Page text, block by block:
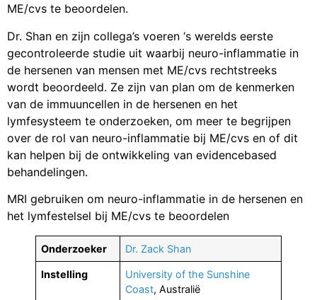
ME/cvs te beoordelen.
Dr. Shan en zijn collega’s voeren ‘s werelds eerste
gecontroleerde studie uit waarbij neuro-inflammatie in
de hersenen van mensen met ME/cvs rechtstreeks
wordt beoordeeld. Ze zijn van plan om de kenmerken
van de immuuncellen in de hersenen en het
lymfesysteem te onderzoeken, om meer te begrijpen
over de rol van neuro-inflammatie bij ME/cvs en of dit
kan helpen bij de ontwikkeling van evidencebased
behandelingen.
MRI gebruiken om neuro-inflammatie in de hersenen en
het lymfestelsel bij ME/cvs te beoordelen
Onderzoeker Dr. Zack Shan
Instelling
University of the Sunshine
Coast, Australië